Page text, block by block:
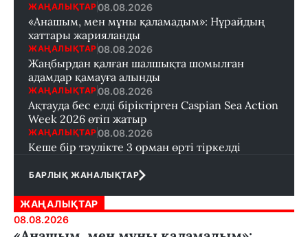
ЖАҢАЛЫҚТАР 08.08.2026
«Анашым, мен мұны қаламадым»: Нұрайдың
хаттары жарияланды
ЖАҢАЛЫҚТАР 08.08.2026
Жаңбырдан қалған шалшықта шомылған
адамдар қамауға алынды
ЖАҢАЛЫҚТАР 08.08.2026
Ақтауда бес елді біріктірген Caspian Sea Action
Week 2026 өтіп жатыр
ЖАҢАЛЫҚТАР 08.08.2026
Кеше бір тәулікте 3 орман өрті тіркелді
БАРЛЫҚ ЖАНАЛЫҚТАР
ЖАҢАЛЫҚТАР
08.08.2026